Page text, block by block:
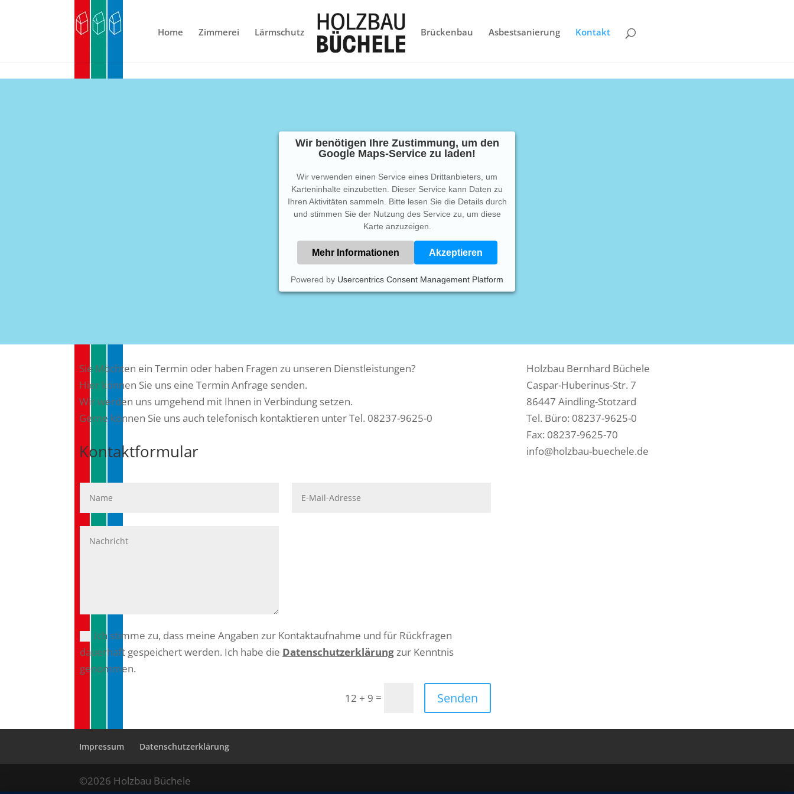
Home Zimmerei Lärmschutz Brückenbau Asbestsanierung Kontakt
Wir benötigen Ihre Zustimmung, um den
Google Maps-Service zu laden!
Wir verwenden einen Service eines Drittanbieters, um
Karteninhalte einzubetten. Dieser Service kann Daten zu
Ihren Aktivitäten sammeln. Bitte lesen Sie die Details durch
und stimmen Sie der Nutzung des Service zu, um diese
Karte anzuzeigen.
Mehr Informationen Akzeptieren
Powered by Usercentrics Consent Management Platform
Sie Möchten ein Termin oder haben Fragen zu unseren Dienstleistungen?
Hier können Sie uns eine Termin Anfrage senden.
Wir werden uns umgehend mit Ihnen in Verbindung setzen.
Gerne können Sie uns auch telefonisch kontaktieren unter Tel. 08237-9625-0
Kontaktformular
Ich stimme zu, dass meine Angaben zur Kontaktaufnahme und für Rückfragen
dauerhaft gespeichert werden. Ich habe die Datenschutzerklärung zur Kenntnis
genommen.
12 + 9 = Senden
Holzbau Bernhard Büchele
Caspar-Huberinus-Str. 7
86447 Aindling-Stotzard
Tel. Büro: 08237-9625-0
Fax: 08237-9625-70
info@holzbau-buechele.de
Impressum Datenschutzerklärung
©2026 Holzbau Büchele